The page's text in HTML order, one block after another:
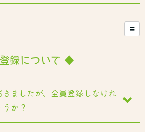
録について ◆
ましたが、全員登録しなけれ
か？